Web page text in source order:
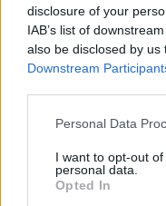
disclosure of your
IAB’s list of
also be disclosed by
Downstream
Please note that this
not limited to your visit
grant or deny consent
use your data for
Personal Data
I want to opt-out
personal data.
Opted In
Kövess minket,
Facebookon is!